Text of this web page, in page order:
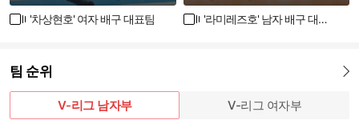
'차상현호' 여자 배구 대표팀 '라미레즈호' 남자 배구 대표팀
팀 순위
V-리그 남자부 V-리그 여자부